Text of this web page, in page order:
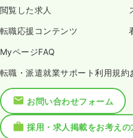
閲覧した求人
転職応援コンテンツ
MyページFAQ
転職・派遣就業サポート利用規
お問い合わせフォーム
採用・求人掲載をお考えの